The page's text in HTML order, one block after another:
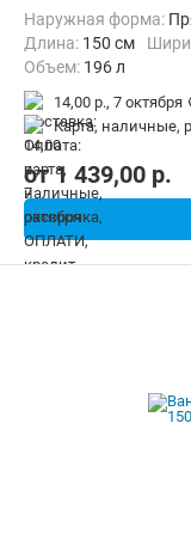
Наружная форма:
Длина: 150 см
Объем: 196 л
14,00 р., 7 октября
карта,
от1 439,00 p.